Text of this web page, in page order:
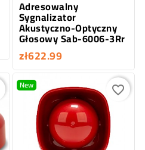
Adresowalny
Sygnalizator
Akustyczno-Optyczny
Głosowy Sab-6006-3Rr
zł622.99
New favorite_border